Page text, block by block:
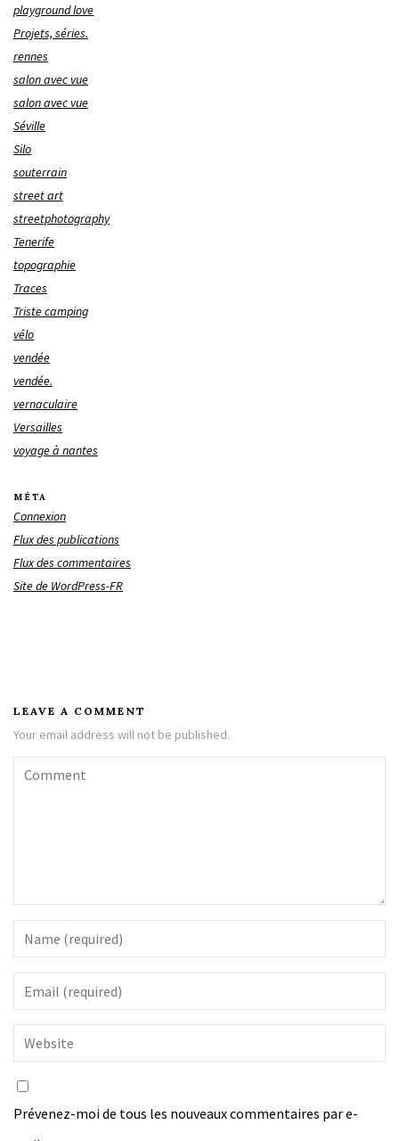
playground love
Projets, séries.
rennes
salon avec vue
salon avec vue
Séville
Silo
souterrain
street art
streetphotography
Tenerife
topographie
Traces
Triste camping
vélo
vendée
vendée.
vernaculaire
Versailles
voyage à nantes
MÉTA
Connexion
Flux des publications
Flux des commentaires
Site de WordPress-FR
LEAVE A COMMENT
Your email address will not be published.
Prévenez-moi de tous les nouveaux commentaires par e-